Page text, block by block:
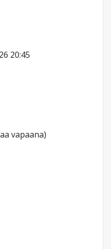
20:45
vapaana)